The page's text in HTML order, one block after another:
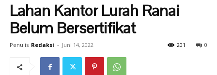
Lahan Kantor Lurah Ranai
Belum Bersertifikat
Penulis Redaksi - Juni 14, 2022 0
201